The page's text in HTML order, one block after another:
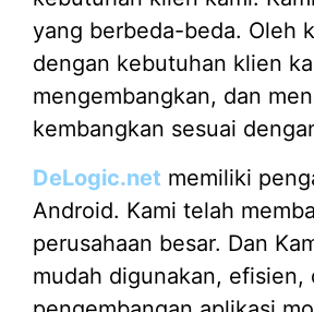
yang berbeda-beda. Oleh
dengan kebutuhan klien
mengembangkan, dan
kembangkan sesuai
DeLogic.net memiliki
Android. Kami telah
perusahaan besar. Dan
mudah digunakan,